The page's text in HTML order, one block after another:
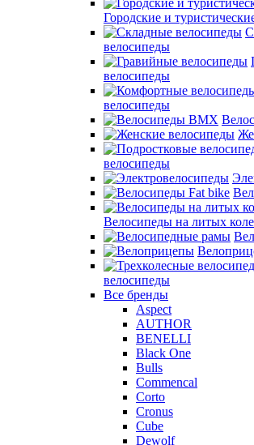
Городские и
велосипеды
велосипеды
велосипеды
велосипеды
Велосипеды на литых
велосипеды
Все бренды
Aspect
AUTHOR
BENELLI
Black One
Bulls
Commencal
Corto
Cronus
Cube
Dewolf